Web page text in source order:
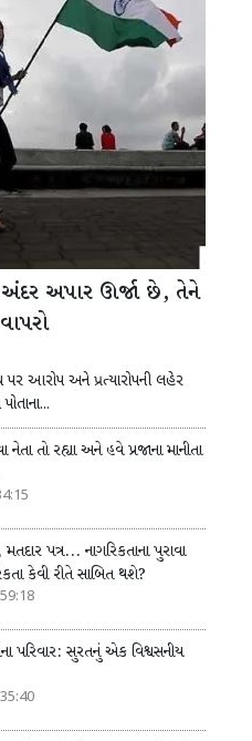
અપાર ઊર્જા છે, તેને
આરોપ અને પ્રત્યારોપની લહેર
નેતા તો રહ્યા અને હવે પ્રજાના માનીતા
પત્ર... નાગરિકતાના પુરાવા
કેવી રીતે સાબિત થશે?
પરિવાર: સુરતનું એક વિશ્વસનીય